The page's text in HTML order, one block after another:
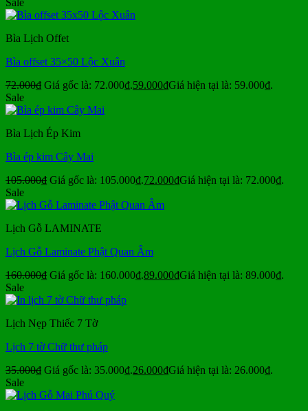
Sale
Bìa Lịch Offet
Bìa offset 35×50 Lộc Xuân
72.000₫ Giá gốc là: 72.000₫.59.000₫Giá hiện tại là: 59.000₫.
Sale
Bìa Lịch Ép Kim
Bìa ép kim Cây Mai
105.000₫ Giá gốc là: 105.000₫.72.000₫Giá hiện tại là: 72.000₫.
Sale
Lịch Gỗ LAMINATE
Lịch Gỗ Laminate Phật Quan Âm
160.000₫ Giá gốc là: 160.000₫.89.000₫Giá hiện tại là: 89.000₫.
Sale
Lịch Nẹp Thiếc 7 Tờ
Lịch 7 tờ Chữ thư pháp
35.000₫ Giá gốc là: 35.000₫.26.000₫Giá hiện tại là: 26.000₫.
Sale